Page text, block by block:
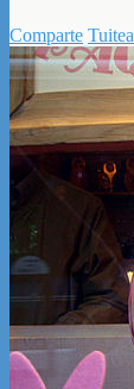
Comparte Tuitea